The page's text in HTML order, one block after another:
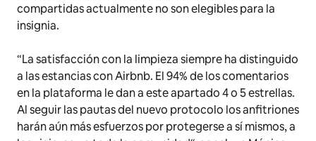
compartidas actualmente no son elegibles para la
insignia.
“La satisfacción con la limpieza siempre ha distinguido
a las estancias con Airbnb. El 94% de los comentarios
en la plataforma le dan a este apartado 4 o 5 estrellas.
Al seguir las pautas del nuevo protocolo los anfitriones
harán aún más esfuerzos por protegerse a sí mismos, a